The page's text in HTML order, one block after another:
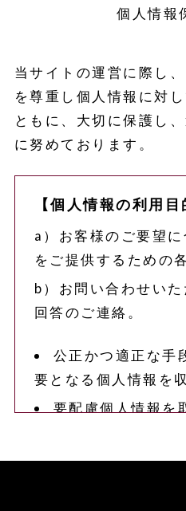
個人情報
当サイトの運営に際し
を尊重し個人情報に対
ともに、大切に保護し
に努めております。
【個人情報の利用目
a）お客様のご要望
をご提供するための
b）お問い合わせい
回答のご連絡。
公正かつ適正な手
要となる個人情報を
要配慮個人情報を
取得した個人情報